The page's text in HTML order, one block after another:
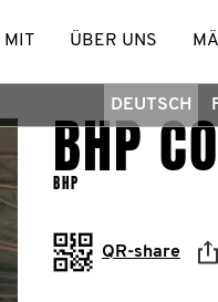
MIT ÜBER UNS
DEUTSCH
BHP
BHP
QR-share